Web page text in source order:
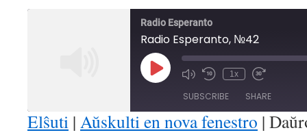
Radio Esperanto
Radio Esperanto, №42
Play
Episode Mute/Unmute
Rewind
Seconds
1x
Fast
30
seconds
SUBSCRIBE SHARE
Elŝuti | Aŭskulti en nova fenestro |